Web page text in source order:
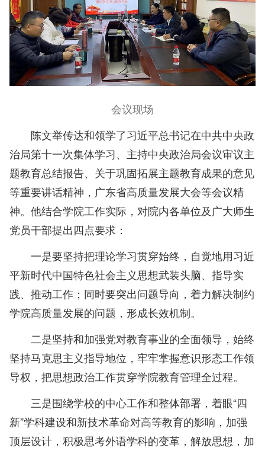
会议现场
陈文举传达和领学了习近平总书记在中共中央政
治局第十一次集体学习、主持中央政治局会议审议主
题教育总结报告、关于巩固拓展主题教育成果的意见
等重要讲话精神，广东省高质量发展大会等会议精
神。他结合学院工作实际，对院内各单位及广大师生
党员干部提出四点要求：
一是要坚持把理论学习贯穿始终，自觉地用习近
平新时代中国特色社会主义思想武装头脑、指导实
践、推动工作；同时要突出问题导向，着力解决制约
学院高质量发展的问题，形成长效机制。
二是坚持和加强党对教育事业的全面领导，始终
坚持马克思主义指导地位，牢牢掌握意识形态工作领
导权，把思想政治工作贯穿学院教育管理全过程。
三是围绕学校的中心工作和整体部署，着眼“四
新”学科建设和新技术革命对高等教育的影响，加强
顶层设计，积极思考外语学科的变革，解放思想，加